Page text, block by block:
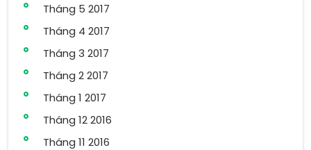
Tháng 5 2017
Tháng 4 2017
Tháng 3 2017
Tháng 2 2017
Tháng 1 2017
Tháng 12 2016
Tháng 11 2016